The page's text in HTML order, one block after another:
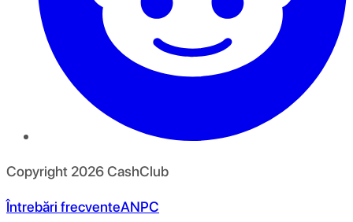
Copyright 2026CashClub
Întrebări frecventeANPC